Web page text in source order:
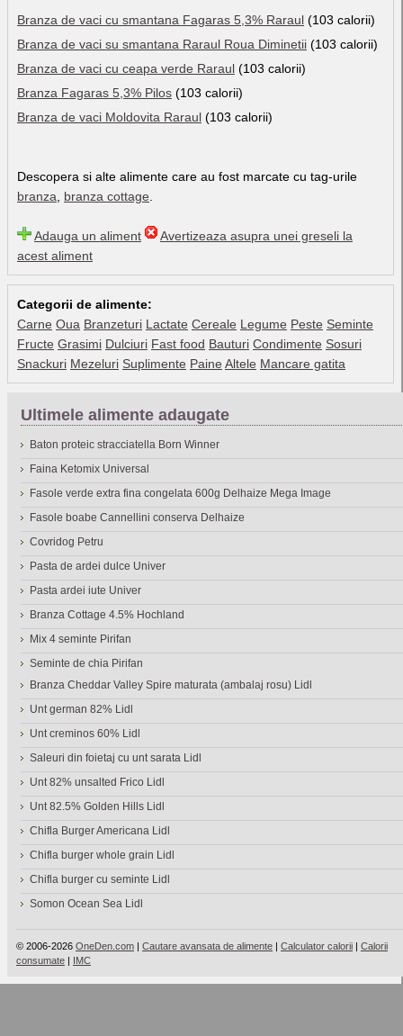
Branza de vaci cu smantana Fagaras 5,3% Raraul (103 calorii)
Branza de vaci su smantana Raraul Roua Diminetii (103 calorii)
Branza de vaci cu ceapa verde Raraul (103 calorii)
Branza Fagaras 5,3% Pilos (103 calorii)
Branza de vaci Moldovita Raraul (103 calorii)
Descopera si alte alimente care au fost marcate cu tag-urile
branza
branza cottage
Adauga un aliment
Avertizeaza asupra unei greseli la
acest aliment
Categorii de alimente:
Carne Oua Branzeturi Lactate Cereale Legume Peste Seminte
Fructe Grasimi Dulciuri Fast food Bauturi Condimente Sosuri
Snackuri Mezeluri Suplimente Paine Altele Mancare gatita
Ultimele alimente adaugate
Baton proteic stracciatella Born Winner
Faina Ketomix Universal
Fasole verde extra fina congelata 600g Delhaize Mega Image
Fasole boabe Cannellini conserva Delhaize
Covridog Petru
Pasta de ardei dulce Univer
Pasta ardei iute Univer
Branza Cottage 4.5% Hochland
Mix 4 seminte Pirifan
Seminte de chia Pirifan
Branza Cheddar Valley Spire maturata (ambalaj rosu) Lidl
Unt german 82% Lidl
Unt creminos 60% Lidl
Saleuri din foietaj cu unt sarata Lidl
Unt 82% unsalted Frico Lidl
Unt 82.5% Golden Hills Lidl
Chifla Burger Americana Lidl
Chifla burger whole grain Lidl
Chifla burger cu seminte Lidl
Somon Ocean Sea Lidl
© 2006-2026 OneDen.com | Cautare avansata de alimente | Calculator calorii | Calorii
consumate | IMC